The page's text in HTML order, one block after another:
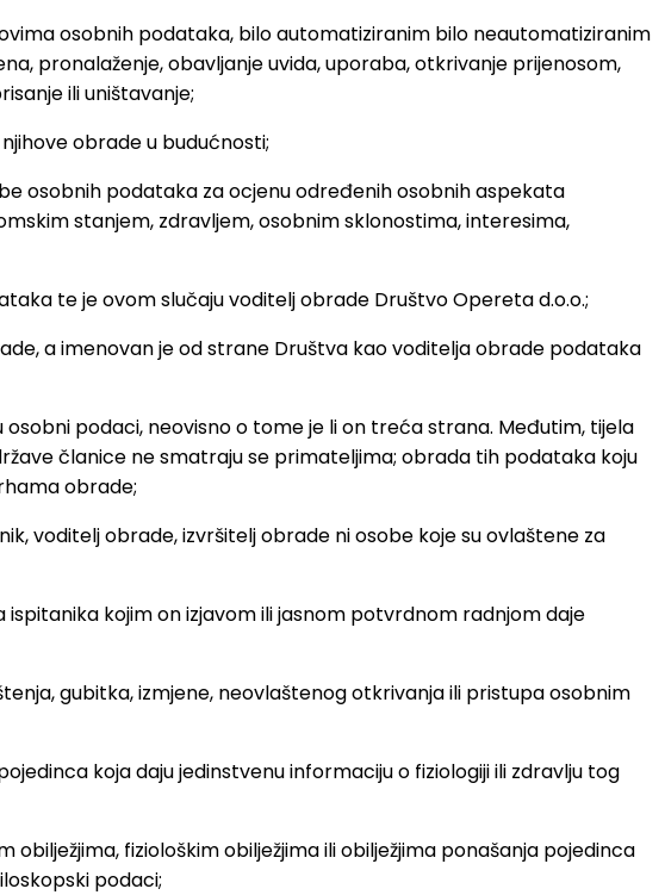
osobnih podataka, bilo automatiziranim bilo neautomatiziranim
pronalaženje, obavljanje uvida, uporaba, otkrivanje prijenosom,
ili uništavanje;
obrade u budućnosti;
osobnih podataka za ocjenu određenih osobnih aspekata
stanjem, zdravljem, osobnim sklonostima, interesima,
te je ovom slučaju voditelj obrade Društvo Opereta d.o.o.;
a imenovan je od strane Društva kao voditelja obrade podataka
podaci, neovisno o tome je li on treća strana. Međutim, tijela
članice ne smatraju se primateljima; obrada tih podataka koju
obrade;
voditelj obrade, izvršitelj obrade ni osobe koje su ovlaštene za
kojim on izjavom ili jasnom potvrdnom radnjom daje
gubitka, izmjene, neovlaštenog otkrivanja ili pristupa osobnim
koja daju jedinstvenu informaciju o fiziologiji ili zdravlju tog
fiziološkim obilježjima ili obilježjima ponašanja pojedinca
podaci;